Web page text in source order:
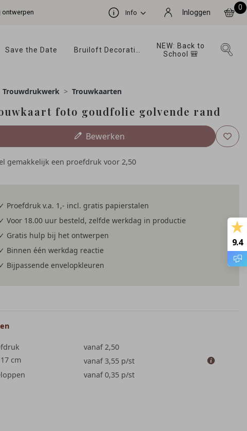
ontwerpen Info Inloggen
0
Save the Date
NEW: Back to
School 🎒
Trouwdrukwerk Trouwkaarten
foto goudfolie golvende rand
Bewerken
gemakkelijk een proefdruk voor 2,50
✓ Proefdruk v.a. 1,- incl. gratis papierstalen
✓ Voor 18.00 uur besteld, zelfde werkdag in productie
✓ Gratis hulp bij het ontwerpen
✓ Binnen één werkdag reactie
✓ Bijpassende envelopkleuren
vanaf 2,50
cm
vanaf 3,55 p/st
vanaf 0,35 p/st
9.4